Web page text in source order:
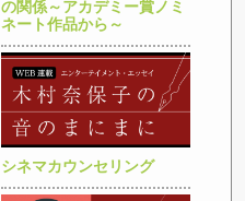
の関係～アカデミー賞ノミ
ネート作品から～
シネマカウンセリング